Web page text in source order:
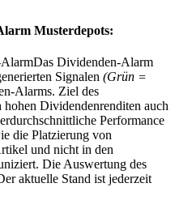
Musterdepots:
Dividenden-Alarm
Signalen (Grün =
Alarms. Ziel des
hohen Dividendenrenditen auch
Performance
die Platzierung von
und nicht in den
Die Auswertung des
aktuelle Stand ist jederzeit